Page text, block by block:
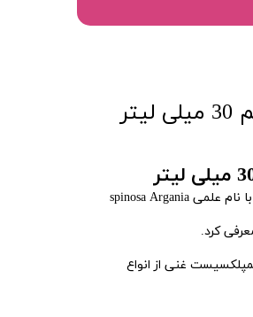
روغن آرگان Vitton Le تهیه شده از میوه درخت آرگان مراکشی با نام علمی spinosa Argania
کرد.
غنی از انواع